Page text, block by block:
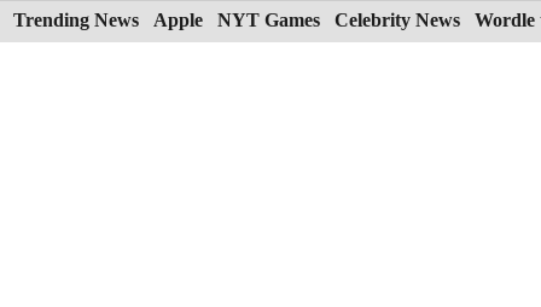
Skip
to
Trending News Apple NYT Games Celebrity News Wordle